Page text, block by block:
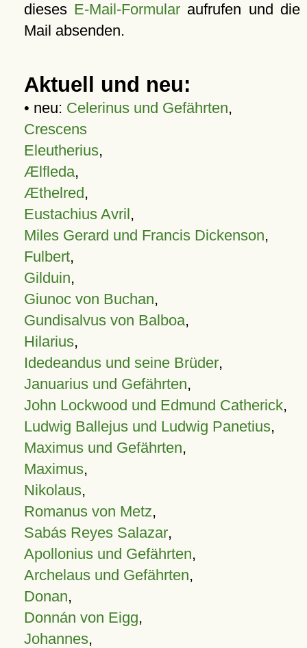
dieses E-Mail-Formular aufrufen und die
Mail absenden.
Aktuell und neu:
• neu: Celerinus und Gefährten,
Crescens
Eleutherius,
Ælfleda,
Æthelred,
Eustachius Avril,
Miles Gerard und Francis Dickenson,
Fulbert,
Gilduin,
Giunoc von Buchan,
Gundisalvus von Balboa,
Hilarius,
Idedeandus und seine Brüder,
Januarius und Gefährten,
John Lockwood und Edmund Catherick,
Ludwig Ballejus und Ludwig Panetius,
Maximus und Gefährten,
Maximus,
Nikolaus,
Romanus von Metz,
Sabás Reyes Salazar,
Apollonius und Gefährten,
Archelaus und Gefährten,
Donan,
Donnán von Eigg,
Johannes,